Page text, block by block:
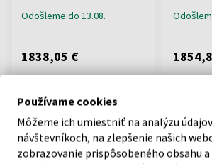
Odošleme do 13.08.
1838,05 €
Používame cookies
Môžeme ich umiestniť na analýzu
návštevníkoch, na zlepšenie našich
zobrazovanie prispôsobeného obsahu